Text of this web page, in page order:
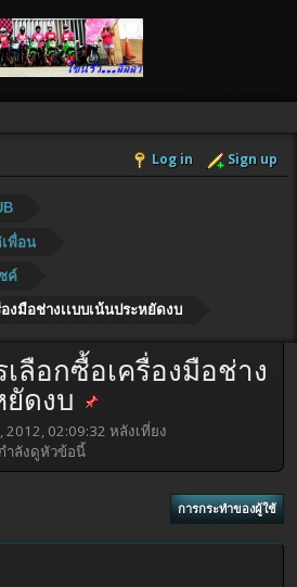
Log in Sign up
พื่อน
ค์
งมือช่างเเบบเน้นประหยัดงบ
เลือกซื้อเครื่องมือช่าง
ยัดงบ
02:09:32 หลังเที่ยง
ำลังดูหัวข้อนี้
การกระทำของผู้ใช้